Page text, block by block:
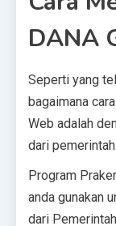
DANA
Seperti yang
bagaimana
Web adalah
dari pemerintah.
Program
anda gunakan
dari